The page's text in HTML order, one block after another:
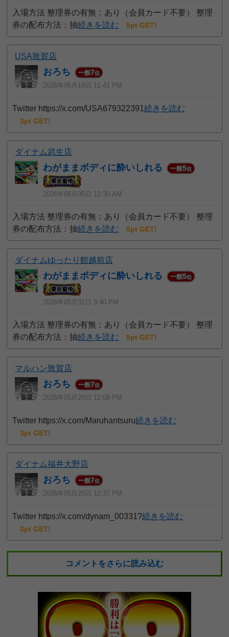
入場方法 整理券の有無：あり（会員カード不要） 整理
券の配布方法：抽続きを読む 5pt GET!
USA敦賀店
おろち 一般7位
2026年06月19日 11:41 PM
Twitter https://x.com/USA679322391続きを読む
3pt GET!
ダイナム武生店
わがままボディに酔いしれる 一般5位
2026年06月05日 12:30 AM
入場方法 整理券の有無：あり（会員カード不要） 整理
券の配布方法：抽続きを読む 5pt GET!
ダイナムゆったり館越前店
わがままボディに酔いしれる 一般5位
2026年05月31日 3:40 PM
入場方法 整理券の有無：あり（会員カード不要） 整理
券の配布方法：抽続きを読む 5pt GET!
マルハン敦賀店
おろち 一般7位
2026年05月26日 12:08 PM
Twitter https://x.com/Maruhantsuru続きを読む
3pt GET!
ダイナム福井大野店
おろち 一般7位
2026年05月25日 12:37 PM
Twitter https://x.com/dynam_00331?続きを読む
3pt GET!
コメントをさらに読み込む